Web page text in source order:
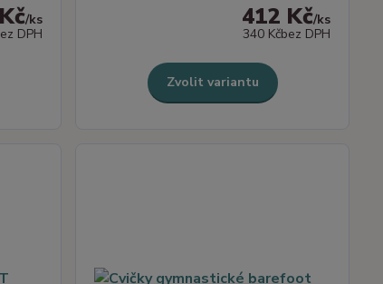
/ks
DPH
412 Kč/ks
340 Kčbez DPH
Zvolit variantu